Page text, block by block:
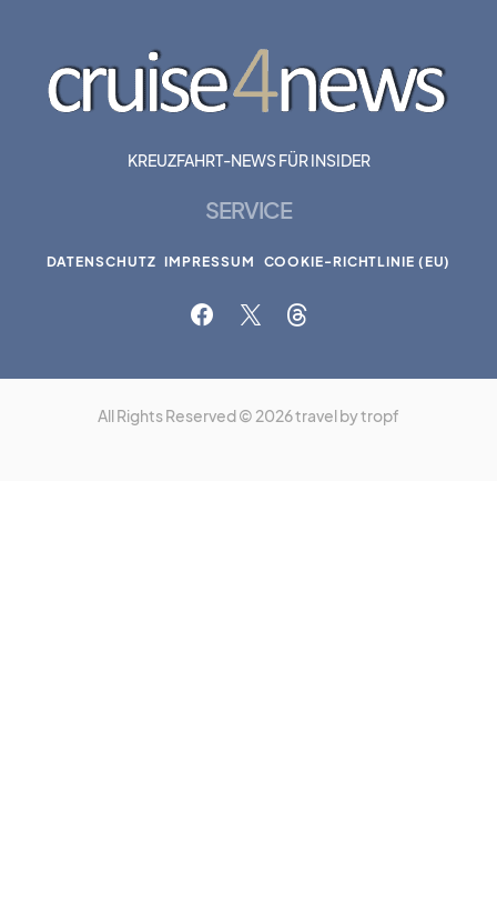
KREUZFAHRT-NEWS FÜR INSIDER
SERVICE
DATENSCHUTZ IMPRESSUM COOKIE-RICHTLINIE (EU)
All Rights Reserved © 2026 travel by tropf